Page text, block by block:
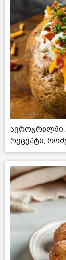
აეროგრილში
რეცეპტი,